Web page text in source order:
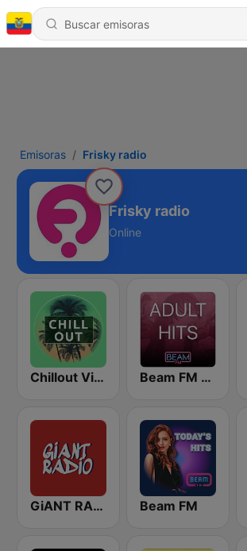
Emisoras Frisky radio
Frisky radio
Online
Chillout Vibes Beam FM - Adult Hits
GiANT RADiO Beam FM